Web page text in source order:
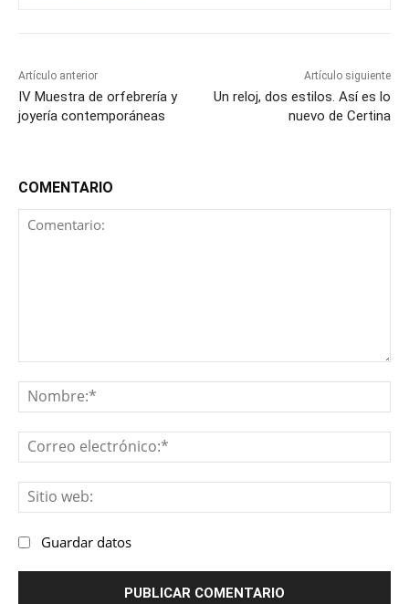
Artículo anterior
IV Muestra de orfebrería y
joyería contemporáneas
Artículo siguiente
Un reloj, dos estilos. Así es lo
nuevo de Certina
COMENTARIO
Guardar datos